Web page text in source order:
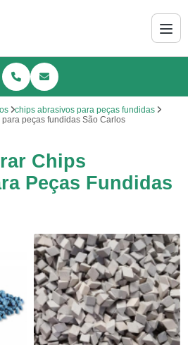
chips abrasivos para peças fundidas
peças fundidas São Carlos
Chips
Peças Fundidas